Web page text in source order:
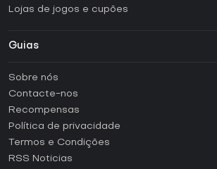
Lojas de jogos e cupões
Guias
Como ativar uma CD Key Steam?
Como ativar uma CD Key Epic Games?
Como ativar uma CD Key GOG?
Como ativar uma CD Key Ubisoft Connect?
Sobre nós
Contacte-nos
Recompensas
Política de privacidade
Termos e Condições
RSS Noticias